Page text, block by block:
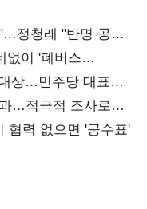
정청래 "반명 공세
없이 '폐버스
상…민주당 대표로
…적극적 조사로
협력 없으면 '공수표'